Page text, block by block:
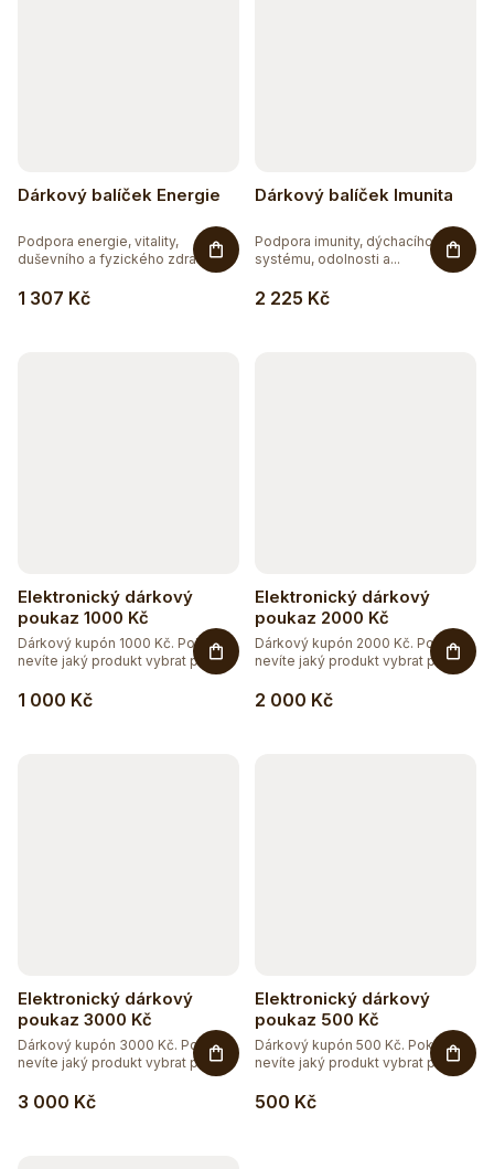
Dárkový balíček Energie
1 307 Kč
Podpora energie, vitality,
duševního a fyzického zdraví....
Dárkový balíček Imunita
2 225 Kč
Podpora imunity, dýchacího
systému, odolnosti a...
Elektronický dárkový
poukaz 1000 Kč
1 000 Kč
Dárkový kupón 1000 Kč. Pokud
nevíte jaký produkt vybrat pro...
Elektronický dárkový
poukaz 2000 Kč
2 000 Kč
Dárkový kupón 2000 Kč. Pokud
nevíte jaký produkt vybrat pro...
Elektronický dárkový
poukaz 3000 Kč
3 000 Kč
Dárkový kupón 3000 Kč. Pokud
nevíte jaký produkt vybrat pro...
Elektronický dárkový
poukaz 500 Kč
500 Kč
Dárkový kupón 500 Kč. Pokud
nevíte jaký produkt vybrat pro...